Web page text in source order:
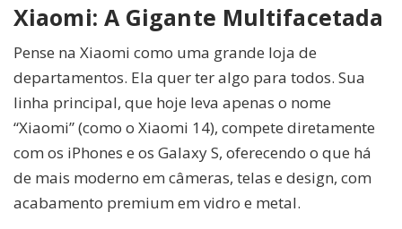
Xiaomi: A Gigante Multifacetada
Pense na Xiaomi como uma grande loja de
departamentos. Ela quer ter algo para todos. Sua
linha principal, que hoje leva apenas o nome
“Xiaomi” (como o Xiaomi 14), compete diretamente
com os iPhones e os Galaxy S, oferecendo o que há
de mais moderno em câmeras, telas e design, com
acabamento premium em vidro e metal.